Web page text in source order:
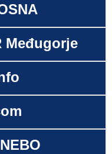
Međugorje